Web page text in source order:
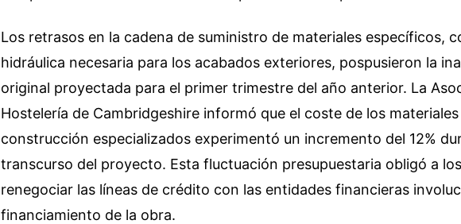
Los retrasos en la cadena de suministro de materiales específicos,
hidráulica necesaria para los acabados exteriores, pospusieron la
original proyectada para el primer trimestre del año anterior. La
Hostelería de Cambridgeshire informó que el coste de los
construcción especializados experimentó un incremento del 12%
transcurso del proyecto. Esta fluctuación presupuestaria obligó a
renegociar las líneas de crédito con las entidades financieras
financiamiento de la obra.